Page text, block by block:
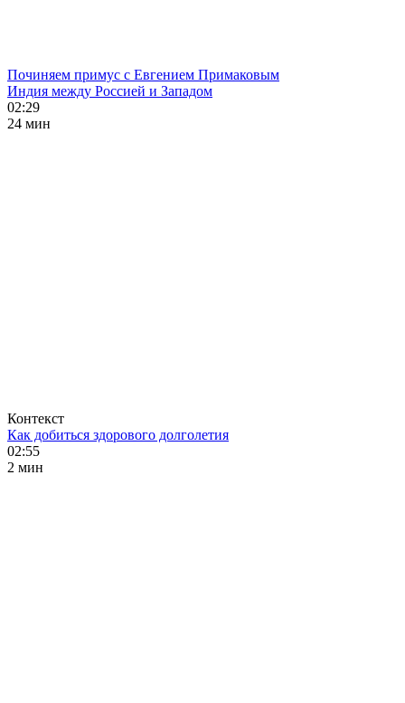
Починяем примус с Евгением Примаковым
Индия между Россией и Западом
02:29
24 мин
Контекст
Как добиться здорового долголетия
02:55
2 мин